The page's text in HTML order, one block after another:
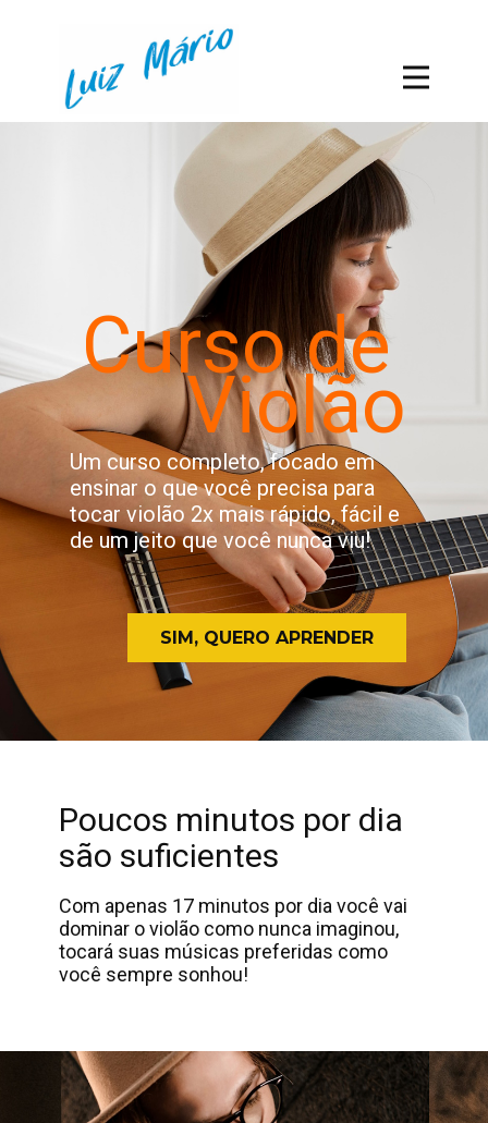
Curso de
Violão
Um curso completo, focado em
ensinar o que você ​precisa para
tocar violão 2x mais rápido, fácil e
de ​um jeito que você nunca viu!
SIM, QUERO APRENDER
Poucos minutos por ​dia
são suficientes
Com apenas 17 minutos por dia você vai ​
dominar o violão como nunca imaginou, ​
tocará suas músicas preferidas como
você ​sempre sonhou!